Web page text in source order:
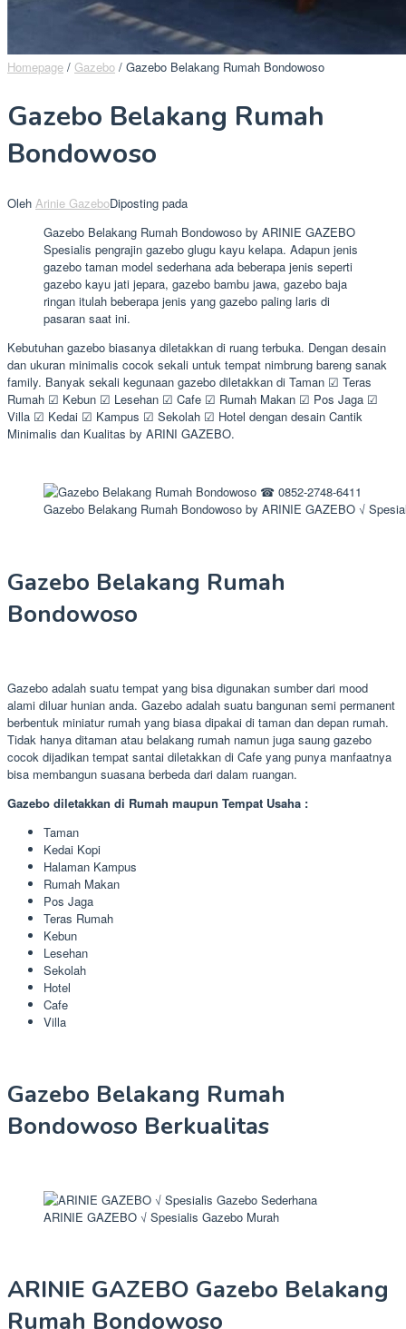
Homepage / Gazebo / Gazebo Belakang Rumah Bondowoso
Gazebo Belakang Rumah
Bondowoso
Oleh Arinie GazeboDiposting pada
Gazebo Belakang Rumah Bondowoso by ARINIE GAZEBO
Spesialis pengrajin gazebo glugu kayu kelapa. Adapun jenis
gazebo taman model sederhana ada beberapa jenis seperti
gazebo kayu jati jepara, gazebo bambu jawa, gazebo baja
ringan itulah beberapa jenis yang gazebo paling laris di
pasaran saat ini.
Kebutuhan gazebo biasanya diletakkan di ruang terbuka. Dengan desain
dan ukuran minimalis cocok sekali untuk tempat nimbrung bareng sanak
family. Banyak sekali kegunaan gazebo diletakkan di Taman ☑ Teras
Rumah ☑ Kebun ☑ Lesehan ☑ Cafe ☑ Rumah Makan ☑ Pos Jaga ☑
Villa ☑ Kedai ☑ Kampus ☑ Sekolah ☑ Hotel dengan desain Cantik
Minimalis dan Kualitas by ARINI GAZEBO.
Gazebo Belakang Rumah Bondowoso by ARINIE GAZEBO √
Gazebo Belakang Rumah
Bondowoso
Gazebo adalah suatu tempat yang bisa digunakan sumber dari mood
alami diluar hunian anda. Gazebo adalah suatu bangunan semi permanent
berbentuk miniatur rumah yang biasa dipakai di taman dan depan rumah.
Tidak hanya ditaman atau belakang rumah namun juga saung gazebo
cocok dijadikan tempat santai diletakkan di Cafe yang punya manfaatnya
bisa membangun suasana berbeda dari dalam ruangan.
Gazebo diletakkan di Rumah maupun Tempat Usaha :
Taman
Kedai Kopi
Halaman Kampus
Rumah Makan
Pos Jaga
Teras Rumah
Kebun
Lesehan
Sekolah
Hotel
Cafe
Villa
Gazebo Belakang Rumah
Bondowoso Berkualitas
ARINIE GAZEBO √ Spesialis Gazebo Murah
ARINIE GAZEBO Gazebo Belakang
Rumah Bondowoso